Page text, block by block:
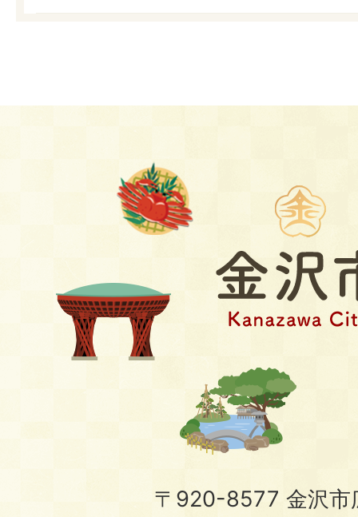
〒920-8577 金沢市